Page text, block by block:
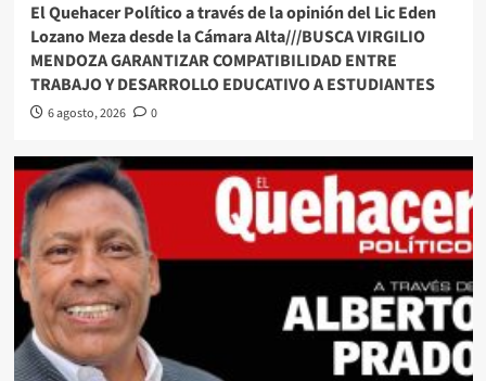
El Quehacer Político a través de la opinión del Lic Eden
Lozano Meza desde la Cámara Alta///BUSCA VIRGILIO
MENDOZA GARANTIZAR COMPATIBILIDAD ENTRE
TRABAJO Y DESARROLLO EDUCATIVO A ESTUDIANTES
6 agosto, 2026 0